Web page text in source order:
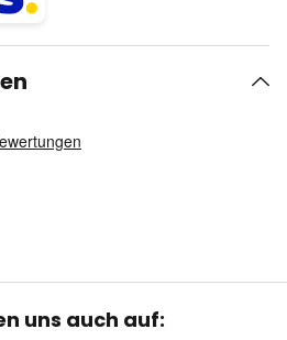
uns auch auf: